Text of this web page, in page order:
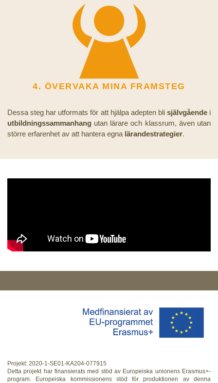
4. ÖVERVAKA MINA FRAMSTEG
Dessa steg har utformats för att hjälpa adepten bli självgåendei
utbildningssammanhang utan lärare och klassrum, även utan
större erfarenhet av att hantera egna lärandestrategier.
Projekt: 2020-1-SE01-KA204-077915
Detta projekt har finansierats med stöd av Europeiska unionens Erasmus+-
program. Europeiska kommissionens stöd för produktionen av denna